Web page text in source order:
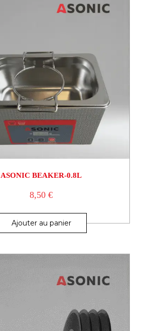
ASONIC BEAKER-0.8L
8,50€
Ajouter au panier